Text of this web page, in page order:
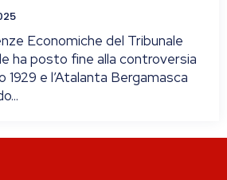
Economiche del Tribunale
ha posto fine alla controversia
1929 e l’Atalanta Bergamasca